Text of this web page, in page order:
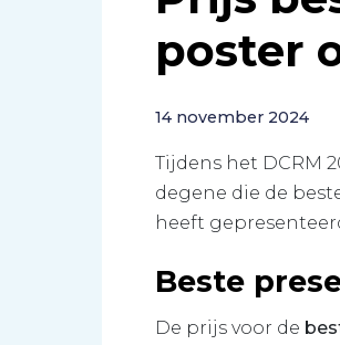
poster
14 november 2024
Tijdens het DCRM
degene die de
heeft
Beste
De prijs voor de